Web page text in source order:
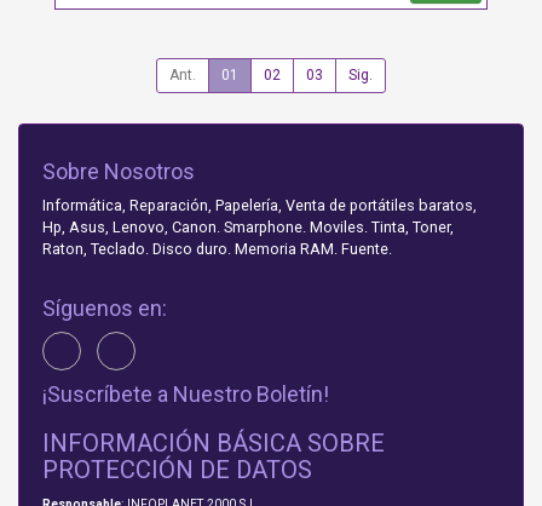
Ant. 01 02 03 Sig.
Sobre Nosotros
Informática, Reparación, Papelería, Venta de portátiles baratos,
Hp, Asus, Lenovo, Canon. Smarphone. Moviles. Tinta, Toner,
Raton, Teclado. Disco duro. Memoria RAM. Fuente.
Síguenos en:
¡Suscríbete a Nuestro Boletín!
INFORMACIÓN BÁSICA SOBRE
PROTECCIÓN DE DATOS